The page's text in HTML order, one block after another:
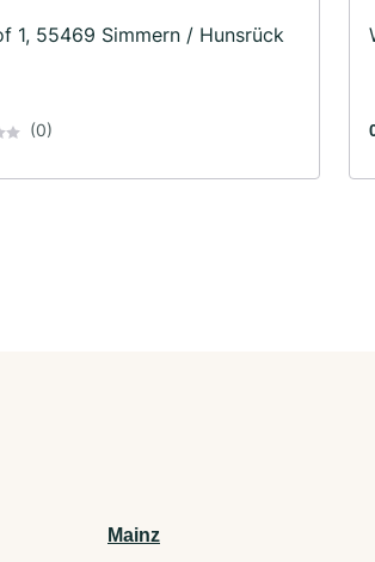
1, 55469 Simmern / Hunsrück
(0)
Mainz